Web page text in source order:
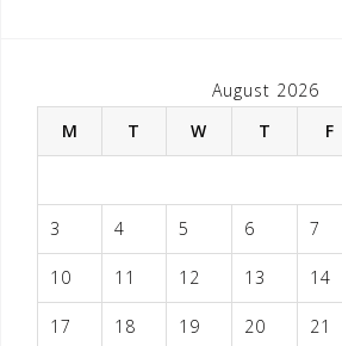
August 2026
M
T W T F
3 4 5 6 7
10 11 12 13 14
17 18 19 20 21